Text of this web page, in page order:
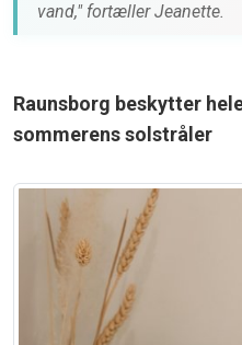
vand," fortæller Jeanette.
Raunsborg beskytter
sommerens solstråler